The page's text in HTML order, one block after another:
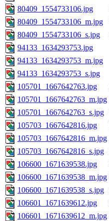
80409_1554733106.jpg
80409_1554733106_m.jpg
80409_1554733106_s.jpg
94133_1634293753.jpg
94133_1634293753_m.jpg
94133_1634293753_s.jpg
105701_1667642763.jpg
105701_1667642763_m.jpg
105701_1667642763_s.jpg
105703_1667642816.jpg
105703_1667642816_m.jpg
105703_1667642816_s.jpg
106600_1671639538.jpg
106600_1671639538_m.jpg
106600_1671639538_s.jpg
106601_1671639612.jpg
106601_1671639612_m.jpg